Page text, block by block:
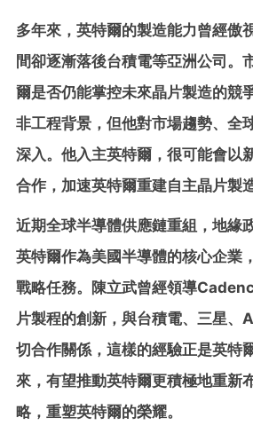
多年來，英特爾的製造能力曾經傲
間卻逐漸落後台積電等亞洲公司。
爾是否仍能掌控未來晶片製造的競
非工程背景，但他對市場趨勢、全
深入。他入主英特爾，很可能會以
合作，加速英特爾重建自主晶片製
近期全球半導體供應鏈重組，地緣
英特爾作為美國半導體的核心企業
戰略任務。陳立武曾經領導
片製程的創新，與台積電、三星、
切合作關係，這樣的經驗正是英特
來，有望推動英特爾更積極地重新
略，重塑英特爾的榮耀。